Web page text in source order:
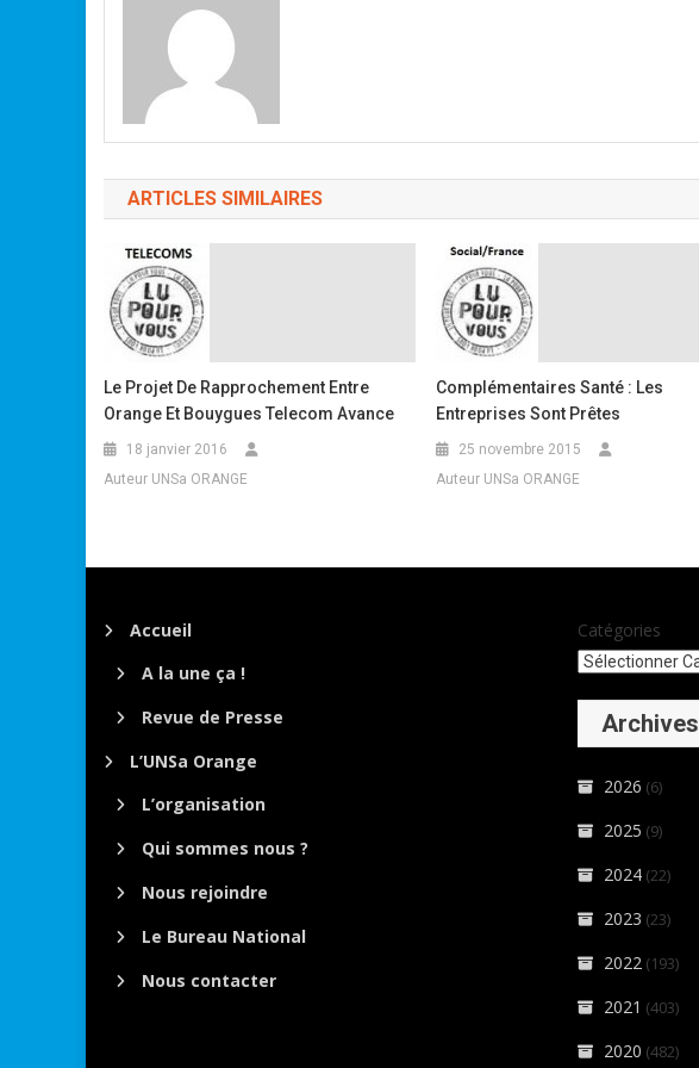
ARTICLES SIMILAIRES
Le Projet De Rapprochement Entre
Orange Et Bouygues Telecom Avance
18 janvier 2016
Auteur UNSa ORANGE
Complémentaires Santé : Les
Entreprises Sont Prêtes
25 novembre 2015
Auteur UNSa ORANGE
Accueil
A la une ça !
Revue de Presse
L’UNSa Orange
L’organisation
Qui sommes nous ?
Nous rejoindre
Le Bureau National
Nous contacter
Catégories
Archives
2026 (6)
2025 (9)
2024 (22)
2023 (23)
2022 (193)
2021 (403)
2020 (482)